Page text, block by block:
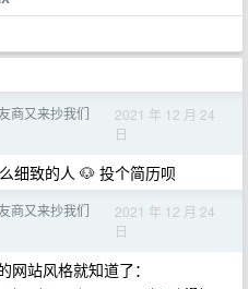
友商又来抄我们
2021 年 12 月 24
日
细致的人 🐶 投个简历呗
友商又来抄我们
2021 年 12 月 24
日
网站风格就知道了：